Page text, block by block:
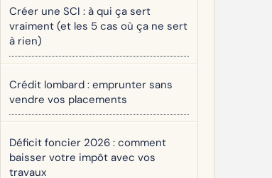
Créer une SCI : à qui ça sert
vraiment (et les 5 cas où ça ne sert
à rien)
Crédit lombard : emprunter sans
vendre vos placements
Déficit foncier 2026 : comment
baisser votre impôt avec vos
travaux